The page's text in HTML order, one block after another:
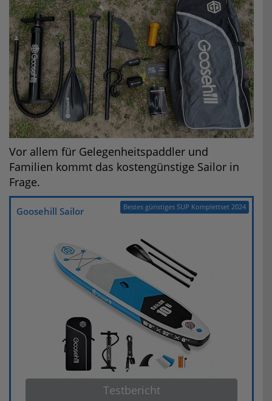
Vor allem für Gelegenheitspaddler und
Familien kommt das kostengünstige Sailor in
Frage.
Bestes günstiges SUP Komplettset 2024
Goosehill Sailor
Testbericht